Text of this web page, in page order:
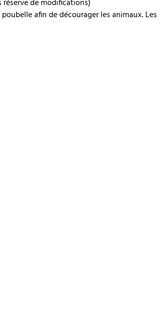
réserve de modifications)
afin de décourager les animaux. Les